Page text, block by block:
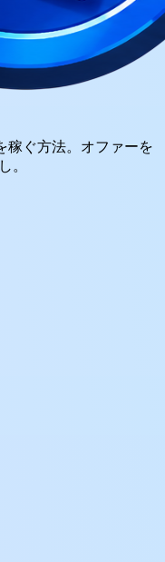
稼ぐ方法。オファーを
。